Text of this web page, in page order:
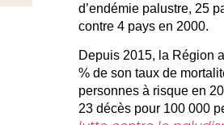
d’endémie palustre, 25
contre 4 pays en 2000.
Depuis 2015, la Région
% de son taux de
personnes à risque en
23 décès pour 100 000